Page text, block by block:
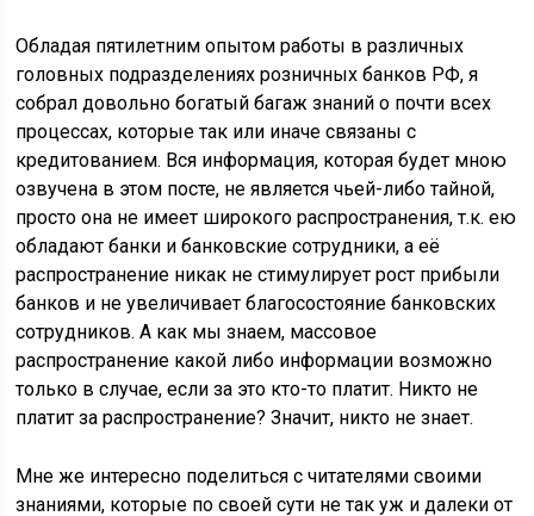
Обладая пятилетним опытом работы в различных
головных подразделениях розничных банков РФ, я
собрал довольно богатый багаж знаний о почти всех
процессах, которые так или иначе связаны с
кредитованием. Вся информация, которая будет мною
озвучена в этом посте, не является чьей-либо тайной,
просто она не имеет широкого распространения, т.к. ею
обладают банки и банковские сотрудники, а её
распространение никак не стимулирует рост прибыли
банков и не увеличивает благосостояние банковских
сотрудников. А как мы знаем, массовое
распространение какой либо информации возможно
только в случае, если за это кто-то платит. Никто не
платит за распространение? Значит, никто не знает.
Мне же интересно поделиться с читателями своими
знаниями, которые по своей сути не так уж и далеки от